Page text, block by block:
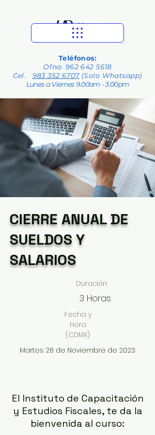
Teléfonos:
Ofna. 962 642 5618
Cel. 983 352 6707(Solo Whatsapp)
Lunes a Viernes 9.00am - 3.00pm
CIERRE ANUAL DE
SUELDOS Y
SALARIOS
Duración
3 Horas
Fecha y
Hora
(CDMX)
Martes 28 de Noviembre de 2023
El Instituto de Capacitación
y Estudios Fiscales, te da la
bienvenida al curso: